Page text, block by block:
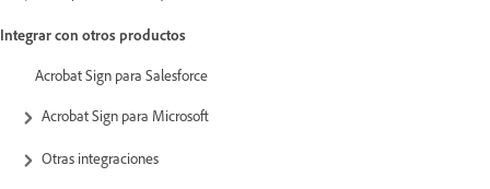
Integrar con otros productos
Acrobat Sign para Salesforce
Acrobat Sign para Microsoft
Otras integraciones